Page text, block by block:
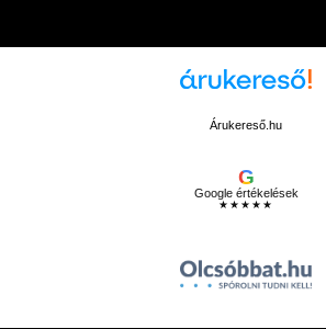
Árukereső.hu
G
Google értékelések
★★★★★